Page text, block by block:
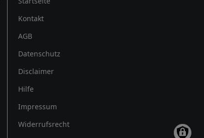
Kontakt
AGB
Datenschutz
Disclaimer
Hilfe
Impressum
Widerrufsrecht